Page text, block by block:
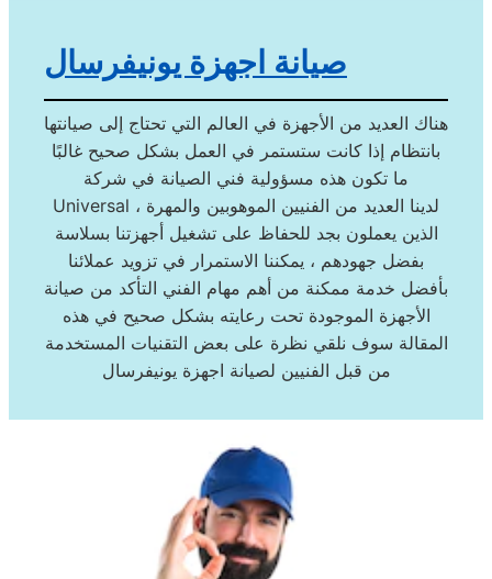
صيانة اجهزة يونيفرسال
هناك العديد من الأجهزة في العالم التي تحتاج إلى صيانتها
بانتظام إذا كانت ستستمر في العمل بشكل صحيح غالبًا
ما تكون هذه مسؤولية فني الصيانة في شركة
Universal ، لدينا العديد من الفنيين الموهوبين والمهرة
الذين يعملون بجد للحفاظ على تشغيل أجهزتنا بسلاسة
بفضل جهودهم ، يمكننا الاستمرار في تزويد عملائنا
بأفضل خدمة ممكنة من أهم مهام الفني التأكد من صيانة
الأجهزة الموجودة تحت رعايته بشكل صحيح في هذه
المقالة سوف نلقي نظرة على بعض التقنيات المستخدمة
من قبل الفنيين لصيانة اجهزة يونيفرسال